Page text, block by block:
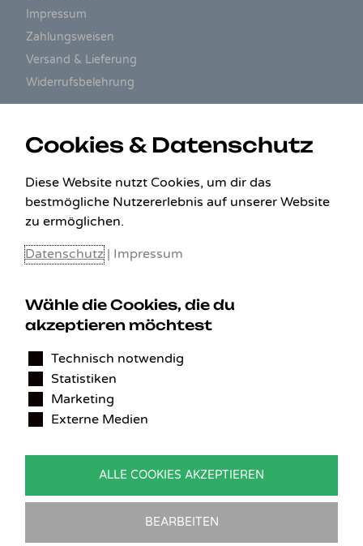
Impressum
Zahlungsweisen
Versand & Lieferung
Widerrufsbelehrung
KONTAKT
Benedikt Stelzner
Autopflege Stelzner
Kohlgraben 2b
Deutschland
Tel.:09746-9308051
Cookies & Datenschutz
Diese Website nutzt Cookies, um dir das
bestmögliche Nutzererlebnis auf unserer Website
zu ermöglichen.
Datenschutz | Impressum
Wähle die Cookies, die du
akzeptieren möchtest
Technisch notwendig
Statistiken
Marketing
Externe Medien
ALLE COOKIES AKZEPTIEREN
BEARBEITEN